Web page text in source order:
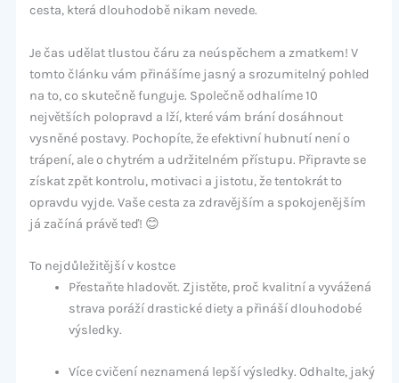
cesta, která dlouhodobě nikam nevede.
Je čas udělat tlustou čáru za neúspěchem a zmatkem! V
tomto článku vám přinášíme jasný a srozumitelný pohled
na to, co skutečně funguje. Společně odhalíme 10
největších polopravd a lží, které vám brání dosáhnout
vysněné postavy. Pochopíte, že efektivní hubnutí není o
trápení, ale o chytrém a udržitelném přístupu. Připravte se
získat zpět kontrolu, motivaci a jistotu, že tentokrát to
opravdu vyjde. Vaše cesta za zdravějším a spokojenějším
já začíná právě teď! 😊
To nejdůležitější v kostce
Přestaňte hladovět. Zjistěte, proč kvalitní a vyvážená
strava poráží drastické diety a přináší dlouhodobé
výsledky.
Více cvičení neznamená lepší výsledky. Odhalte, jaký